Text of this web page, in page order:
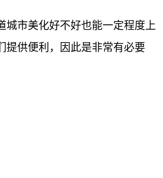
市美化好不好也能一定程度上
提供便利，因此是非常有必要